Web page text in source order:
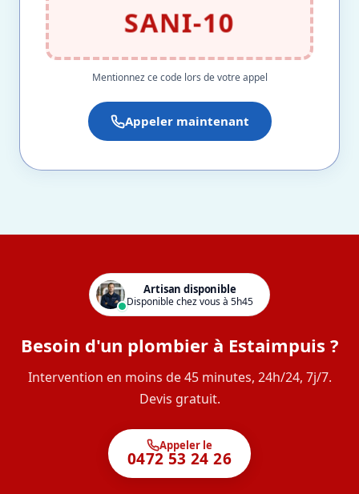
SANI-10
Mentionnez ce code lors de votre appel
Appeler maintenant
Artisan disponible
Disponible chez vous à 5h45
Besoin d'un plombier à Estaimpuis ?
Intervention en moins de 45 minutes, 24h/24, 7j/7.
Devis gratuit.
Appeler le
0472 53 24 26